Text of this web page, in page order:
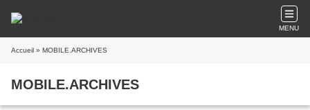
MENU
Accueil » MOBILE.ARCHIVES
MOBILE.ARCHIVES